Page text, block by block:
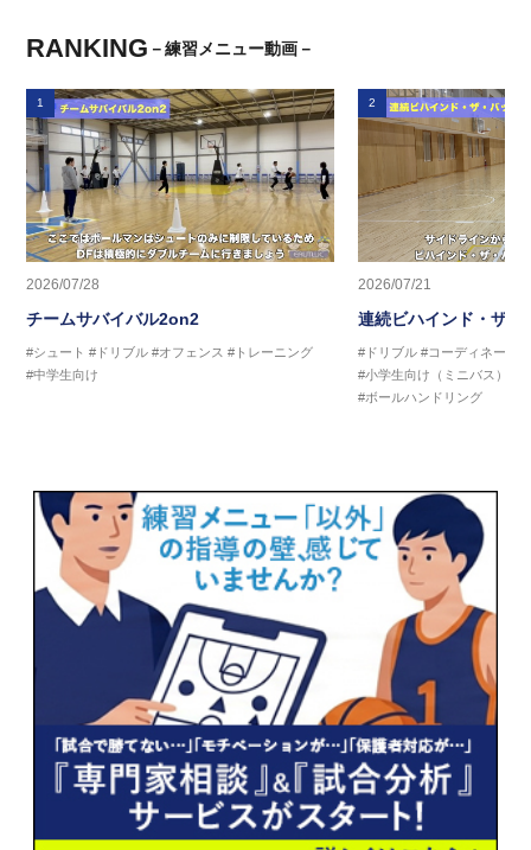
RANKING －練習メニュー動画－
1
2026/07/28
チームサバイバル2on2
#シュート #ドリブル #オフェンス #トレーニング
#中学生向け
2
2026/07/21
連続ビハインド・ザ・
#ドリブル #コーディネーシ
#小学生向け（ミニバス）
#ボールハンドリング